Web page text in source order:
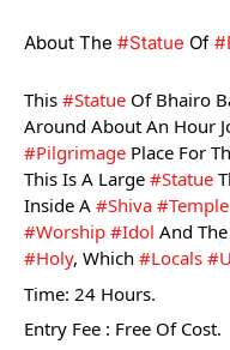
About The #statue Of
This #statue Of Bhairo
Around About An Hour
#pilgrimage Place For
This Is A Large #statue
Inside A #Shiva #temple
#worship #idol And The
#holy, Which #locals
Time: 24 Hours.
Entry Fee : Free Of Cost.